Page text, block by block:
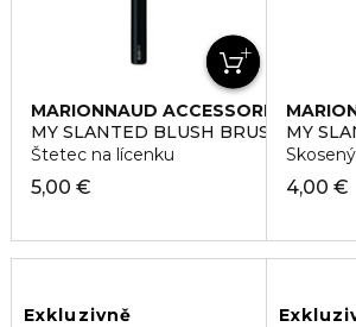
MARIONNAUD ACCESSORIES
MY SLANTED BLUSH BRUSH 11
Štetec na lícenku
5,00 €
MY
4,00 €
Exkluzivně